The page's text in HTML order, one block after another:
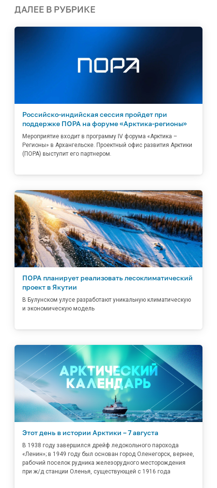
ДАЛЕЕ В РУБРИКЕ
Российско-индийская сессия пройдет при
поддержке ПОРА на форуме «Арктика-регионы»
Мероприятие входит в программу IV форума «Арктика –
Регионы» в Архангельске. Проектный офис развития Арктики
(ПОРА) выступит его партнером.
ПОРА планирует реализовать лесоклиматический
проект в Якутии
В Булунском улусе разработают уникальную климатическую
и экономическую модель
Этот день в истории Арктики – 7 августа
В 1938 году завершился дрейф ледокольного парохода
«Ленин»; в 1949 году был основан город Оленегорск, вернее,
рабочий поселок рудника железорудного месторождения
при ж/д станции Оленья, существующей с 1916 года